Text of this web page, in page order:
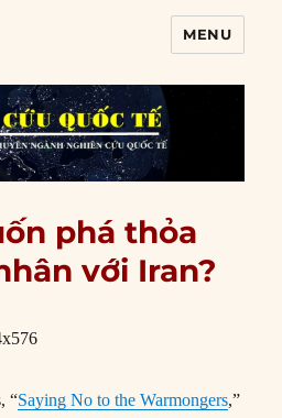
MENU
phá thỏa
với Iran?
“Saying No to the Warmongers,”